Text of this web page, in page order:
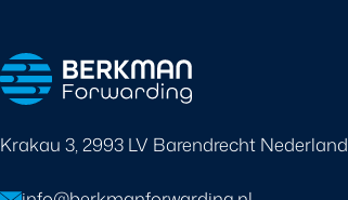
Krakau 3, 2993 LV Barendrecht Nederland